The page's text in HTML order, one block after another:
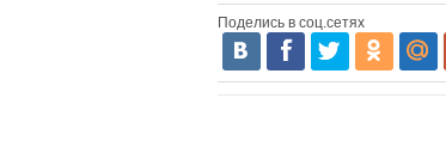
Поделись в соц.сетях